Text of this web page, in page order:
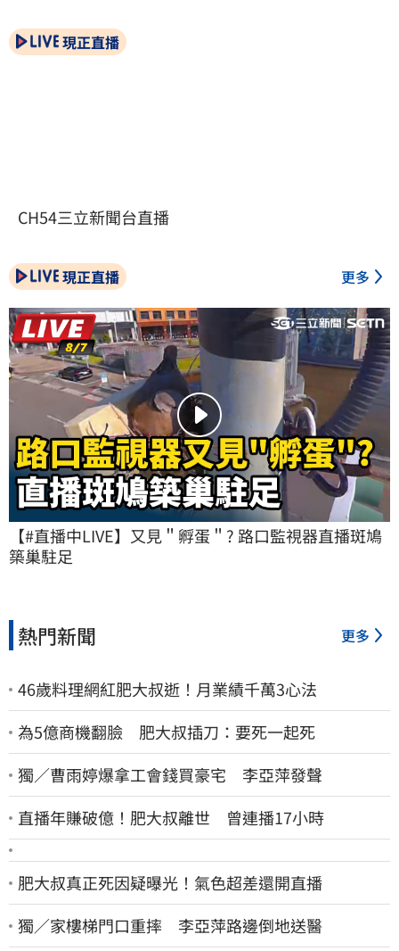
現正直播
CH54三立新聞台直播
現正直播 更多
【#直播中LIVE】又見＂孵蛋＂? 路口監視器直播斑鳩
築巢駐足
熱門新聞 更多
46歲料理網紅肥大叔逝！月業績千萬3心法
為5億商機翻臉 肥大叔插刀：要死一起死
獨／曹雨婷爆拿工會錢買豪宅 李亞萍發聲
直播年賺破億！肥大叔離世 曾連播17小時
肥大叔真正死因疑曝光！氣色超差還開直播
獨／家樓梯門口重摔 李亞萍路邊倒地送醫